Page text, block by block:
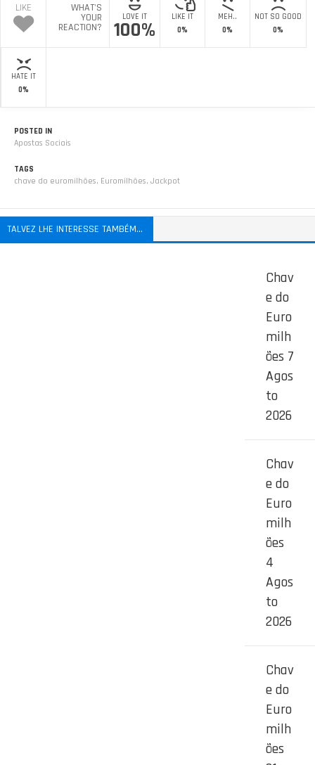
LIKE WHAT'S
YOUR
REACTION?
LOVE IT
100%
LIKE IT
0%
MEH..
0%
NOT SO GOOD
0%
HATE IT
0%
POSTED IN
Apostas Sociais
TAGS
chave do euromilhões, Euromilhões, Jackpot
TALVEZ LHE INTERESSE TAMBÉM...
Chav
e do
Euro
milh
ões 7
Agos
to
2026
Chav
e do
Euro
milh
ões
4
Agos
to
2026
Chav
e do
Euro
milh
ões